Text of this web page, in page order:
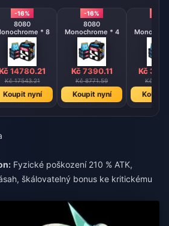
-16%
8080
* 8
14780.21
Kč 17543.21
Koupit nyní
-16%
8080
Monochrome * 4
Kč 7390.11
Kč 8771.59
Koupit nyní
Kč
Kč
Koupit
Fyzické poškození 210 % ATK,
škálovatelný bonus ke kritickému